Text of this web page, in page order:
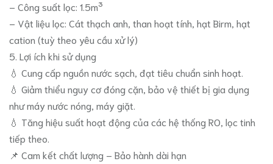
– Công suất lọc: 1.5m³
– Vật liệu lọc: Cát thạch anh, than hoạt tính, hạt Birm, hạt
cation (tuỳ theo yêu cầu xử lý)
5. Lợi ích khi sử dụng
💧 Cung cấp nguồn nước sạch, đạt tiêu chuẩn sinh hoạt.
💧 Giảm thiểu nguy cơ đóng cặn, bảo vệ thiết bị gia dụng
như máy nước nóng, máy giặt.
💧 Tăng hiệu suất hoạt động của các hệ thống RO, lọc tinh
tiếp theo.
📌 Cam kết chất lượng – Bảo hành dài hạn